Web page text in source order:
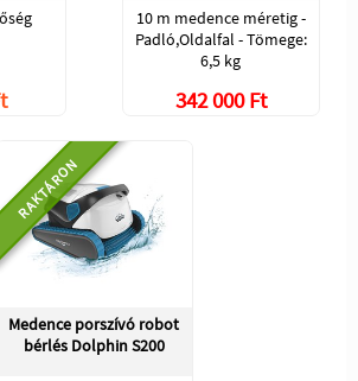
10 m medence méretig -
Padló,Oldalfal - Tömege:
6,5 kg
342 000 Ft
RAKTÁRON
Medence porszívó robot
bérlés Dolphin S200